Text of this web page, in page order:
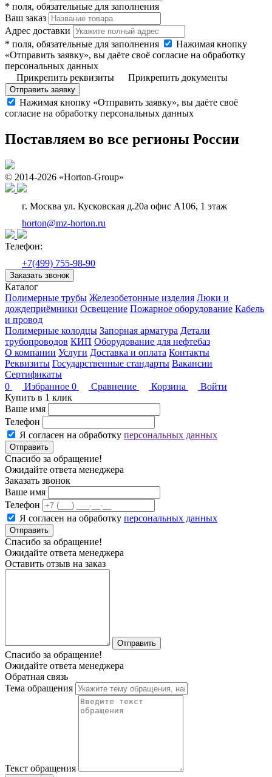
* поля, обязательные для заполнения
Ваш заказ
Адрес доставки
* поля, обязательные для заполнения
Нажимая кнопку
«Отправить заявку», вы даёте своё согласие на обработку
персональных данных
Прикрепить реквизиты
Прикрепить документы
Отправить заявку
Нажимая кнопку «Отправить заявку», вы даёте своё
согласие на обработку персональных данных
Поставляем во все регионы России
© 2014-2026 «Horton-Group»
г. Москва ул. Кусковская д.20а офис А106, 1 этаж
horton@mz-horton.ru
Телефон:
+7(499) 755-98-90
Заказать звонок
Каталог
Полимерные трубы Железобетонные изделия Люки и
дождеприёмники Освещение Пожарное оборудование Кабель
и провод
Полимерные колодцы Запорная арматура Детали
трубопроводов КИП Оборудование для нефтебаз
О компании Услуги Доставка и оплата Контакты
Реквизиты Государственные стандарты Вакансии
Сертификаты
0
Избранное 0 Сравнение Корзина
Войти
Купить в 1 клик
Ваше имя
Телефон
Я согласен на обработку персональных данных
Отправить
Спасибо за обращение!
Ожидайте ответа менеджера
Заказать звонок
Ваше имя
Телефон
Я согласен на обработку персональных данных
Отправить
Спасибо за обращение!
Ожидайте ответа менеджера
Оставить отзыв на заказ
Отправить
Спасибо за обращение!
Ожидайте ответа менеджера
Обратная связь
Тема обращения
Текст обращения